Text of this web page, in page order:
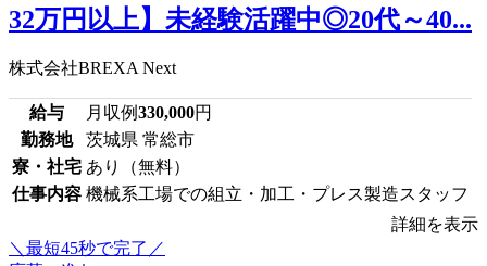
32万円以上】未経験活躍中◎20代～40...
株式会社BREXA Next
給与 月収例330,000円
勤務地
茨城県 常総市
寮・社宅 あり（無料）
仕事内容 機械系工場での組立・加工・プレス製造スタッフ
詳細を表示
＼最短45秒で完了／